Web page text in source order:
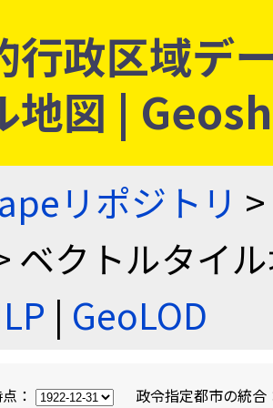
行政区域デ
地図 |
リポジトリ >
ベクトルタイ
| GeoLOD
： 政令指定都市の統